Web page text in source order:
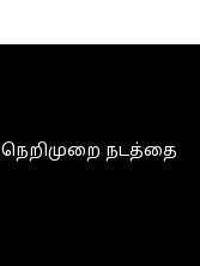
நெறிமுறை நடத்தை